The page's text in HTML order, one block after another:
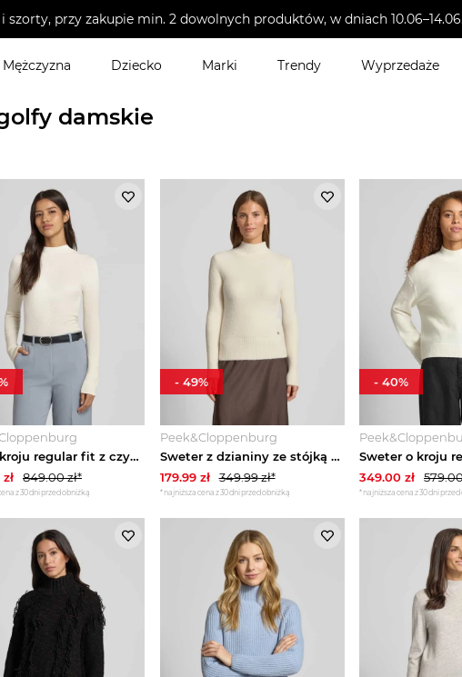
szorty, przy zakupie min. 2 dowolnych produktów, w dniach
Mężczyzna Dziecko Marki Trendy
Wyprzedaże
damskie
Golf o kroju regular fit z czystej, żywej wełny model ‘FOLIORA’ Boss Złamany biały
zł
849.00zł*
z 30 dni przed obniżką
Peek&Cloppenburg
Sweter z dzianiny ze stójką model ‘MARION’ Guess Złamany biały
179.99zł 349.99zł*
*najniższa cena z 30 dni przed obniżką
- 49%
349.00 zł
*najniższa cena z 30 dni
- 40%